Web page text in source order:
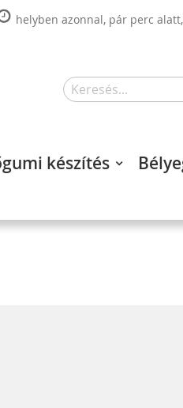
helyben azonnal, pár perc
készítés